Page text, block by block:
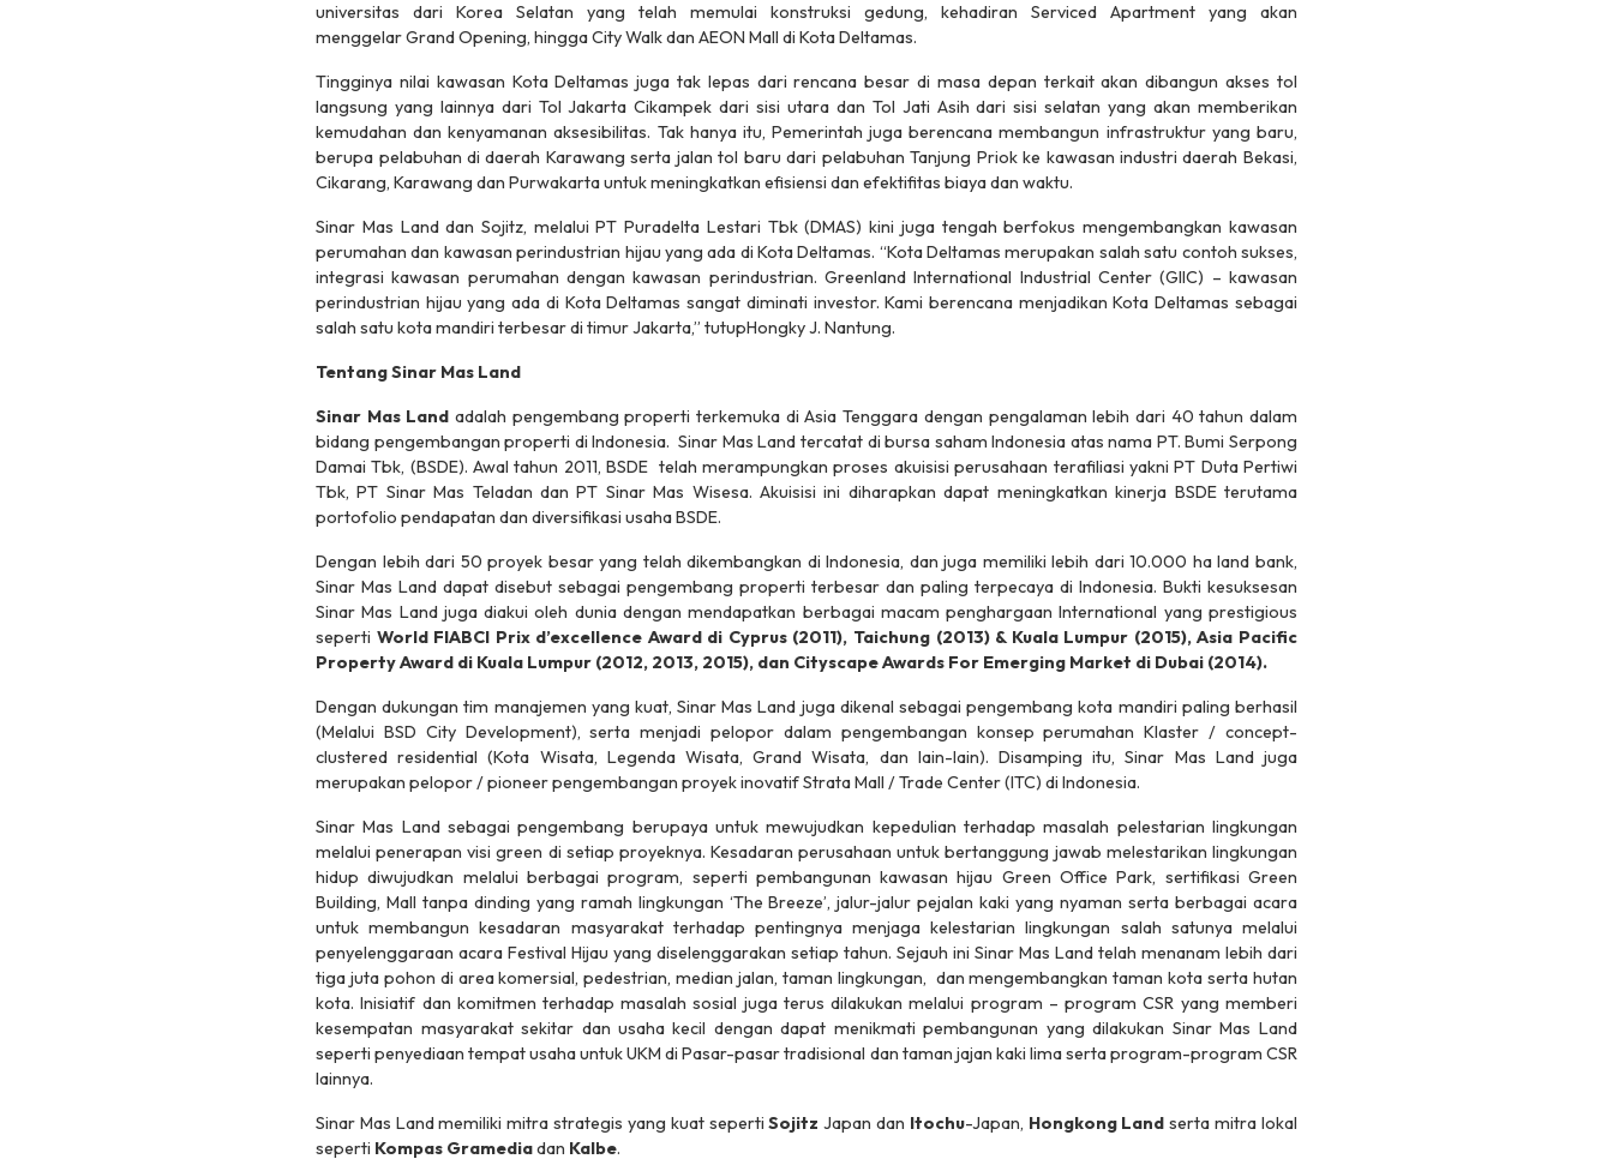
universitas dari Korea Selatan yang telah memulai konstruksi gedung, kehadiran Serviced Apartmentyang akan
menggelarGrand Opening, hinggaCity Walkdan AEONMall di Kota Deltamas.
Tingginya nilai kawasan Kota Deltamas juga tak lepas dari rencana besar di masa depan terkait akan dibangun akses tol
langsung yang lainnya dari Tol Jakarta Cikampek dari sisi utara dan Tol Jati Asih dari sisi selatan yang akan memberikan
kemudahan dan kenyamanan aksesibilitas. Tak hanya itu, Pemerintah juga berencana membangun infrastruktur yang baru,
berupa pelabuhan di daerah Karawang serta jalan tol baru dari pelabuhan Tanjung Priok ke kawasan industri daerah Bekasi,
Cikarang, Karawang dan Purwakarta untuk meningkatkan efisiensi dan efektifitas biaya dan waktu.
Sinar Mas Land dan Sojitz, melalui PT Puradelta Lestari Tbk (DMAS) kini juga tengah berfokus mengembangkan kawasan
perumahan dan kawasan perindustrian hijau yang ada di Kota Deltamas. “Kota Deltamas merupakan salah satu contoh sukses,
integrasi kawasan perumahan dengan kawasan perindustrian. Greenland International Industrial Center (GIIC) – kawasan
perindustrian hijau yang ada di Kota Deltamas sangat diminati investor. Kami berencana menjadikan Kota Deltamas sebagai
salah satu kota mandiri terbesar di timur Jakarta,” tutupHongky J. Nantung.
Tentang Sinar Mas Land
Sinar Mas Landadalah pengembang properti terkemuka di Asia Tenggara dengan pengalaman lebih dari 40 tahun dalam
bidang pengembangan properti di Indonesia. Sinar Mas Land tercatat di bursa saham Indonesia atas nama PT. Bumi Serpong
Damai Tbk, (BSDE). Awal tahun 2011, BSDE telah merampungkan proses akuisisi perusahaan terafiliasi yakni PT Duta Pertiwi
Tbk, PT Sinar Mas Teladan dan PT Sinar Mas Wisesa. Akuisisi ini diharapkan dapat meningkatkan kinerja BSDE terutama
portofolio pendapatan dan diversifikasi usaha BSDE.
Dengan lebih dari 50 proyek besar yang telah dikembangkan di Indonesia, dan juga memiliki lebih dari 10.000 ha land bank,
Sinar Mas Land dapat disebut sebagai pengembang properti terbesar dan paling terpecaya di Indonesia. Bukti kesuksesan
Sinar Mas Land juga diakui oleh dunia dengan mendapatkan berbagai macam penghargaan International yang prestigious
seperti World FIABCI Prix d’excellence Award di Cyprus (2011), Taichung (2013) & Kuala Lumpur (2015), Asia Pacific
Property Award di Kuala Lumpur (2012, 2013, 2015), dan Cityscape Awards For Emerging Market di Dubai (2014).
Dengan dukungan tim manajemen yang kuat, Sinar Mas Land juga dikenal sebagai pengembang kota mandiri paling berhasil
(Melalui BSD City Development), serta menjadi pelopor dalam pengembangan konsep perumahan Klaster / concept-
clustered residential (Kota Wisata, Legenda Wisata, Grand Wisata, dan lain-lain). Disamping itu, Sinar Mas Land juga
merupakan pelopor / pioneer pengembangan proyek inovatif Strata Mall / Trade Center (ITC) di Indonesia.
Sinar Mas Land sebagai pengembang berupaya untuk mewujudkan kepedulian terhadap masalah pelestarian lingkungan
melalui penerapan visigreen di setiap proyeknya. Kesadaran perusahaan untuk bertanggung jawab melestarikan lingkungan
hidup diwujudkan melalui berbagai program, seperti pembangunan kawasan hijau Green Office Park, sertifikasi Green
Building, Mall tanpa dinding yang ramah lingkungan ‘The Breeze’, jalur-jalur pejalan kaki yang nyaman serta berbagai acara
untuk membangun kesadaran masyarakat terhadap pentingnya menjaga kelestarian lingkungan salah satunya melalui
penyelenggaraan acara Festival Hijau yang diselenggarakan setiap tahun. Sejauh ini Sinar Mas Land telah menanam lebih dari
tiga juta pohon di area komersial, pedestrian, median jalan, taman lingkungan, dan mengembangkan taman kota serta hutan
kota. Inisiatif dan komitmen terhadap masalah sosial juga terus dilakukan melalui program – program CSR yang memberi
kesempatan masyarakat sekitar dan usaha kecil dengan dapat menikmati pembangunan yang dilakukan Sinar Mas Land
seperti penyediaan tempat usaha untuk UKM di Pasar-pasar tradisional dan taman jajan kaki lima serta program-program CSR
lainnya.
Sinar Mas Land memiliki mitra strategis yang kuat sepertiSojitz Japan dan Itochu-Japan, Hongkong Landserta mitra lokal
seperti Kompas Gramediadan Kalbe.